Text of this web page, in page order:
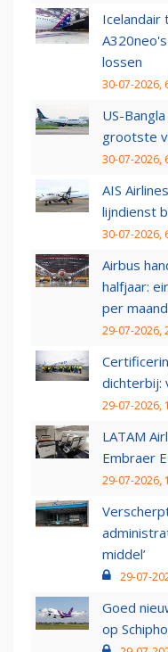
Icelandair
lossen
30-07-2026,
US-
grootste
30-07-2026,
AIS
lijndienst
30-07-2026,
Airbus
halfjaar:
per maand
29-07-2026,
dichterbij:
29-07-2026,
LATAM
Embraer
29-07-2026,
middel’
29-07-
Goed
op